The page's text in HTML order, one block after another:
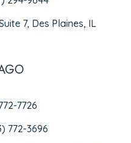
7, Des Plaines, IL
7726
772-3696